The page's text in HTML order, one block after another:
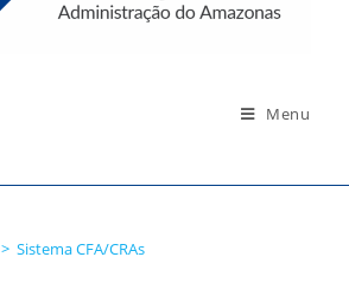
Menu
> Sistema CFA/CRAs